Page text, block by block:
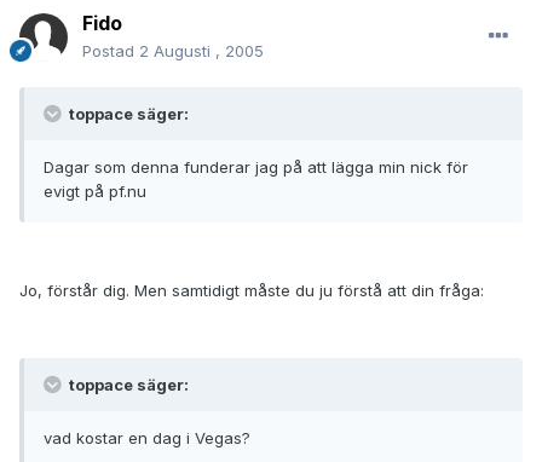
Fido
Postad 2 Augusti , 2005
toppace säger:
Dagar som denna funderar jag på att lägga min nick för
evigt på pf.nu
Jo, förstår dig. Men samtidigt måste du ju förstå att din fråga:
toppace säger:
vad kostar en dag i Vegas?